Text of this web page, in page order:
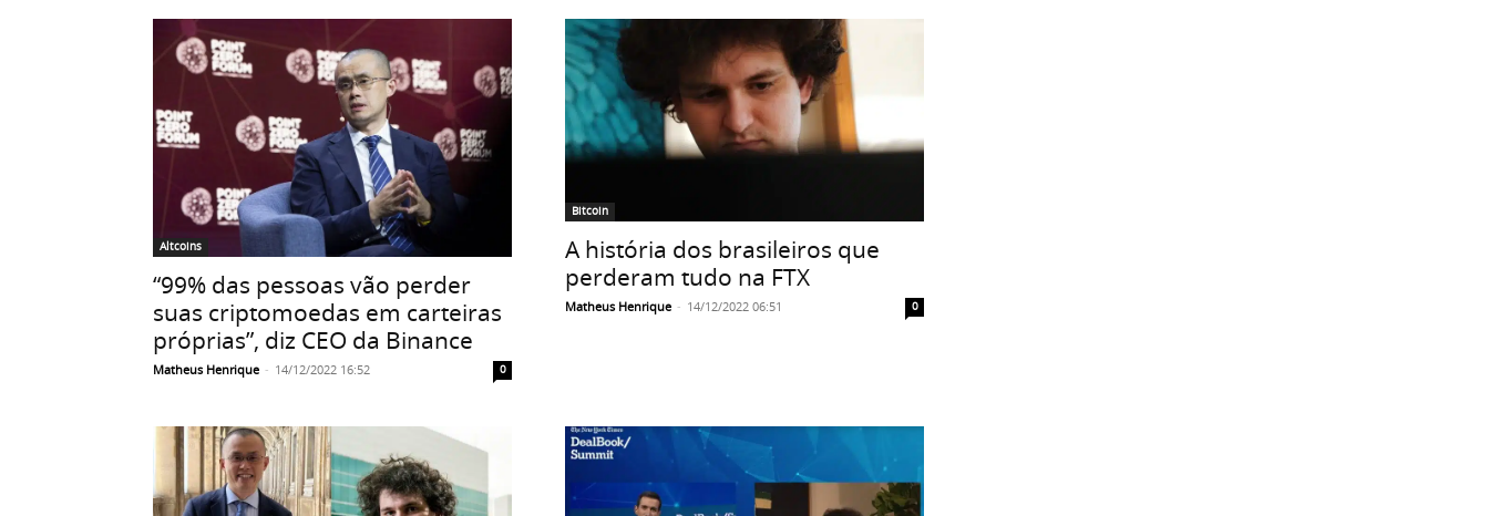
Altcoins
“99% das pessoas vão perder
suas criptomoedas em carteiras
próprias”, diz CEO da Binance
Matheus Henrique - 14/12/2022 16:52 0
Bitcoin
A história dos brasileiros que
perderam tudo na FTX
Matheus Henrique - 14/12/2022 06:51 0